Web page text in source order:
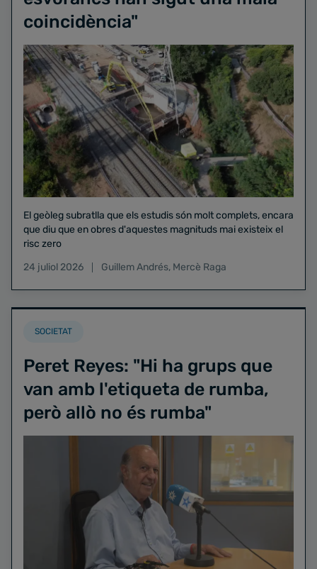
coincidència"
El geòleg subratlla que els estudis són molt complets, encara
que diu que en obres d'aquestes magnituds mai existeix el
risc zero
24 juliol 2026
Guillem Andrés, Mercè Raga
SOCIETAT
Peret Reyes: "Hi ha grups que
van amb l'etiqueta de rumba,
però allò no és rumba"